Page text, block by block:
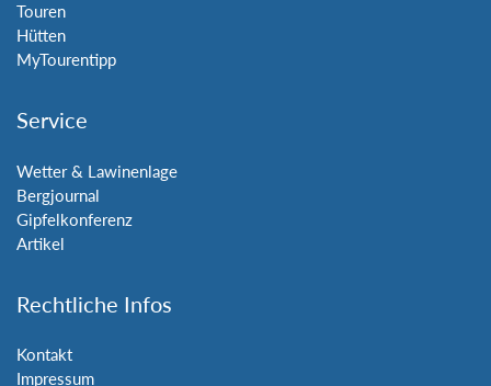
Touren
Hütten
MyTourentipp
Service
Wetter & Lawinenlage
Bergjournal
Gipfelkonferenz
Artikel
Rechtliche Infos
Kontakt
Impressum